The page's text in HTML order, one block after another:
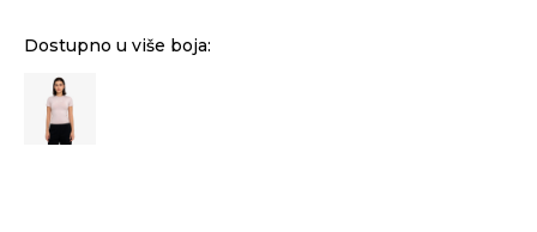
Dostupno u više boja: